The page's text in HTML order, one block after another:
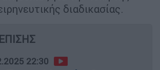
διαδικασίας.
22:30